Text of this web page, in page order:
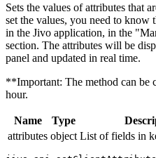
Sets the values ​​of attributes that
set the values, you need to know
in the Jivo application, in the
section. The attributes will be
panel and updated in real time.
**Important: The method can be
hour.
Name Type
attributes object List of fields in